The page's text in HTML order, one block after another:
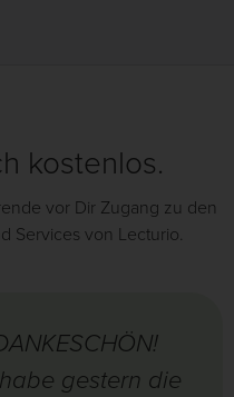
kostenlos.
vor Dir Zugang zu den
Services von Lecturio.
gestern die